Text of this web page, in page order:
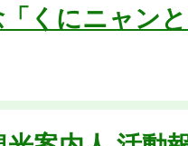
くにニャン